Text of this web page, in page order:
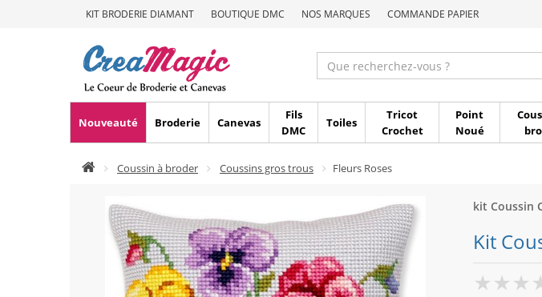
KIT BRODERIE DIAMANT BOUTIQUE DMC NOS MARQUES COMMANDE PAPIER
Nouveauté Broderie Canevas
Fils
DMC
Toiles
Tricot
Crochet
Point
Noué
Coussin à broder Coussins gros trous Fleurs Roses
kit Coussin
Kit